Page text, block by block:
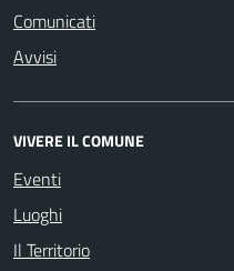
Comunicati
Avvisi
VIVERE IL COMUNE
Eventi
Luoghi
Il Territorio